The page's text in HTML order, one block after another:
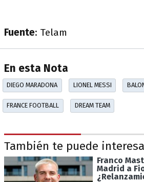
Fuente: Telam
En esta Nota
DIEGO MARADONA LIONEL MESSI
FRANCE FOOTBALL DREAM TEAM
También te puede
Franco
Madrid a